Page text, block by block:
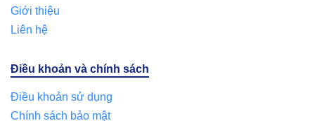
Giới thiệu
Liên hệ
Điều khoản và chính sách
Điều khoản sử dụng
Chính sách bảo mật